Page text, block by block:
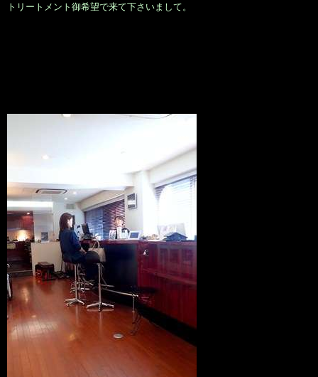
トリートメント御希望で来て下さいまして。